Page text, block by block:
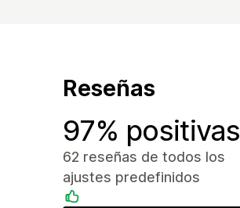
Reseñas
97% positivas
62 reseñas de todos los
ajustes predefinidos